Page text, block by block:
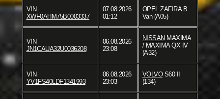
VIN
XWF0AHM75B0003337
07.08.2026
01:12
OPELZAFIRA B
Van (A05)
VIN
JN1CAUA32U0036208
06.08.2026
23:08
NISSAN MAXIMA
/ MAXIMA QX IV
(A32)
VIN
YV1FS40LDF1341993
06.08.2026
23:03
VOLVOS60 II
(134)